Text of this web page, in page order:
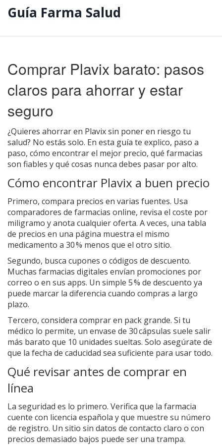
Guía Farma Salud
Comprar Plavix barato: pasos
claros para ahorrar y estar
seguro
¿Quieres ahorrar en Plavix sin poner en riesgo tu
salud? No estás solo. En esta guía te explico, paso a
paso, cómo encontrar el mejor precio, qué farmacias
son fiables y qué cosas nunca debes pasar por alto.
Cómo encontrar Plavix a buen precio
Primero, compara precios en varias fuentes. Usa
comparadores de farmacias online, revisa el coste por
miligramo y anota cualquier oferta. A veces, una tabla
de precios en una página muestra el mismo
medicamento a 30 % menos que el otro sitio.
Segundo, busca cupones o códigos de descuento.
Muchas farmacias digitales envían promociones por
correo o en sus apps. Un simple 5 % de descuento ya
puede marcar la diferencia cuando compras a largo
plazo.
Tercero, considera comprar en pack grande. Si tu
médico lo permite, un envase de 30 cápsulas suele salir
más barato que 10 unidades sueltas. Solo asegúrate de
que la fecha de caducidad sea suficiente para usar todo.
Qué revisar antes de comprar en
línea
La seguridad es lo primero. Verifica que la farmacia
cuente con licencia española y que muestre su número
de registro. Un sitio sin datos de contacto claro o con
precios demasiado bajos puede ser una trampa.